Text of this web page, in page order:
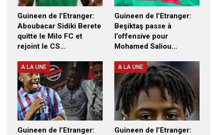
Guineen de l’Etranger:
Aboubacar Sidiki Berete
quitte le Milo FC et
rejoint le CS…
Guineen de l’Etranger:
Beşiktaş passe à
l’offensive pour
Mohamed Saliou…
A LA UNE
Guineen de l’Etranger:
A LA UNE
Guineen de l’Etranger: